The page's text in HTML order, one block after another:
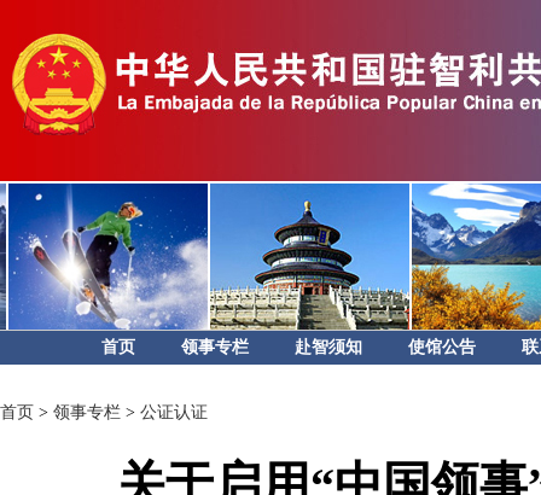
首页 领事专栏 赴智须知 使馆公告
首页 > 领事专栏 > 公证认证